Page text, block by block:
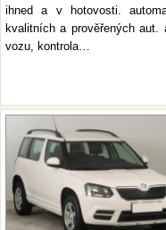
ihned a v hotovosti.
kvalitních a prověřených
vozu, kontrola…